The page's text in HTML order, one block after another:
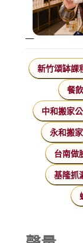
新竹頌缽課
餐
中和搬家
永和搬家
台南做
基隆抓